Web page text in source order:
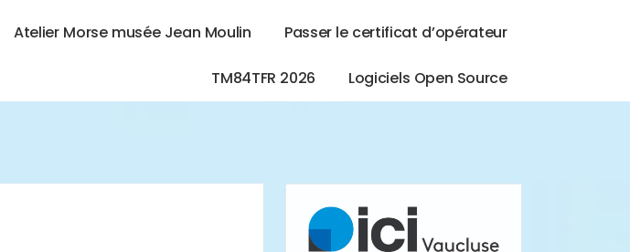
Atelier Morse musée Jean Moulin Passer le certificat d’opérateur
TM84TFR 2026 Logiciels Open Source